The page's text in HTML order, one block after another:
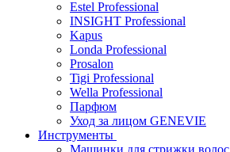
Estel Professional
INSIGHT Professional
Kapus
Londa Professional
Prosalon
Tigi Professional
Wella Professional
Парфюм
Уход за лицом GENEVIE
Инструменты
Машинки для стрижки волос